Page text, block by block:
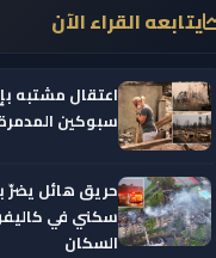
يتابعه القراء الآن
اعتقال مشتبه
سبوكين
حريق هائل
سكني في
السكان